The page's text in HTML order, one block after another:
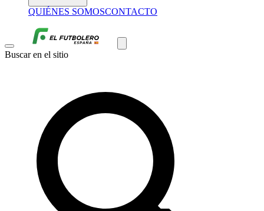
QUIÉNES SOMOSCONTACTO
Buscar en el sitio